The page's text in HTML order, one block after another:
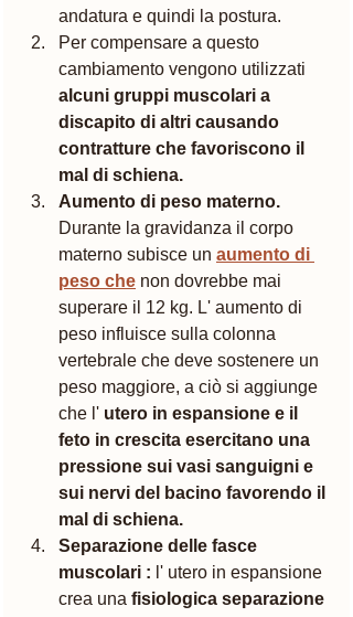
andatura e quindi la postura.
Per compensare a questo
cambiamento vengono utilizzati
alcuni gruppi muscolari a
discapito di altri causando
contratture che favoriscono il
mal di schiena.
Aumento di peso materno.
Durante la gravidanza il corpo
materno subisce un aumento di
peso che non dovrebbe mai
superare il 12 kg. L' aumento di
peso influisce sulla colonna
vertebrale che deve sostenere un
peso maggiore, a ciò si aggiunge
che l' utero in espansione e il
feto in crescita esercitano una
pressione sui vasi sanguigni e
sui nervi del bacino favorendo il
mal di schiena.
Separazione delle fasce
muscolari : l' utero in espansione
crea una fisiologica separazione